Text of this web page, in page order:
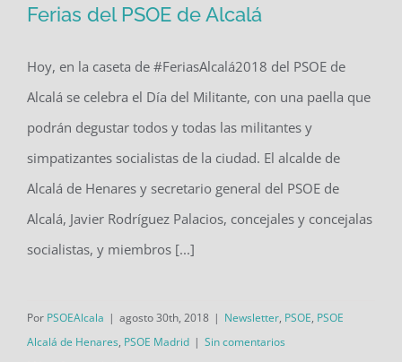
El Día del Militante en la caseta de
Ferias del PSOE de Alcalá
Ferias del PSOE de Alcalá
Hoy, en la caseta de #FeriasAlcalá2018 del PSOE de
Alcalá se celebra el Día del Militante, con una paella que
podrán degustar todos y todas las militantes y
simpatizantes socialistas de la ciudad. El alcalde de
Alcalá de Henares y secretario general del PSOE de
Alcalá, Javier Rodríguez Palacios, concejales y concejalas
socialistas, y miembros [...]
Por PSOEAlcala | agosto 30th, 2018 | Newsletter, PSOE, PSOE
Alcalá de Henares, PSOE Madrid | Sin comentarios